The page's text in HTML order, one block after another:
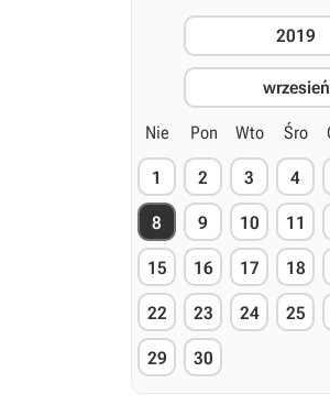
2019
wrzesień
Nie Pon Wto Śro
1 2 3 4
8 9 10 11
15 16 17 18
22 23 24 25
29 30